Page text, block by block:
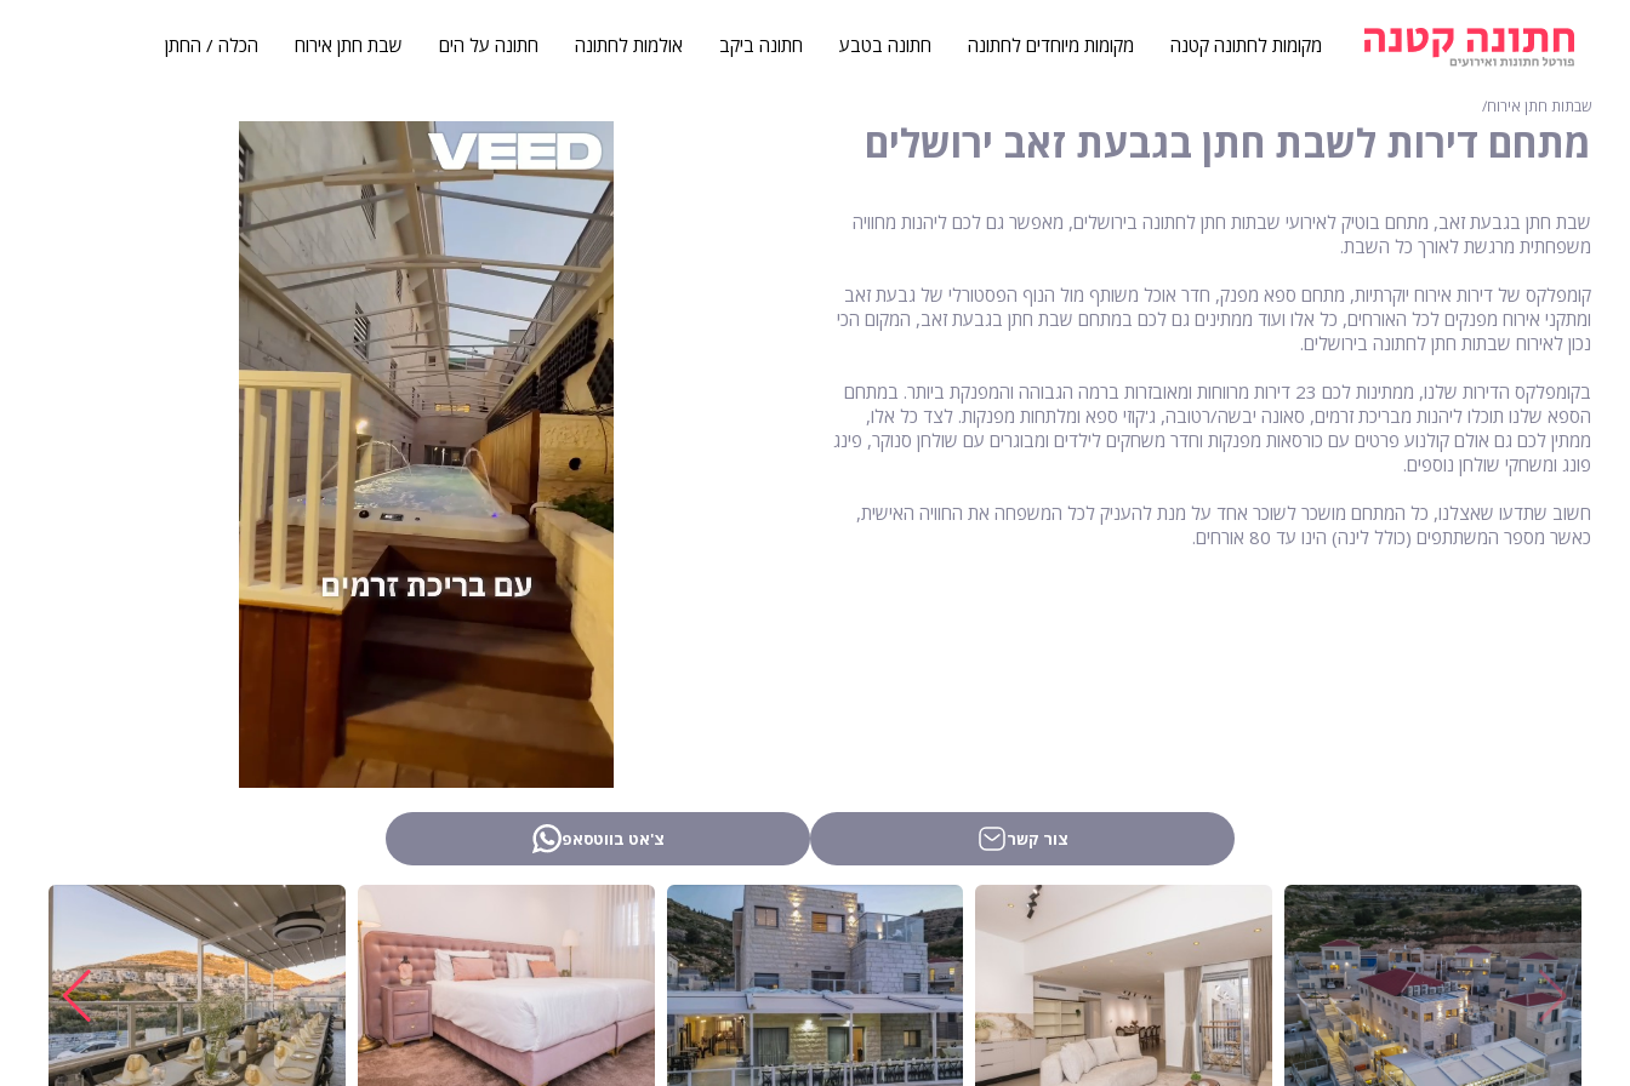
מקומות לחתונה קטנה מקומות מיוחדים לחתונה חתונה בטבע חתונה ביקב אולמות לחתונה חתונה על הים שבת חתן אירוח הכלה / החתן
שבתות חתן אירוח∕
מתחם דירות לשבת חתן בגבעת זאב ירושלים
שבת חתן בגבעת זאב, מתחם בוטיק לאירועי שבתות חתן לחתונה בירושלים, מאפשר גם לכם ליהנות מחוויה
משפחתית מרגשת לאורך כל השבת.
קומפלקס של דירות אירוח יוקרתיות, מתחם ספא מפנק, חדר אוכל משותף מול הנוף הפסטורלי של גבעת זאב
ומתקני אירוח מפנקים לכל האורחים, כל אלו ועוד ממתינים גם לכם במתחם שבת חתן בגבעת זאב, המקום הכי
נכון לאירוח שבתות חתן לחתונה בירושלים.
בקומפלקס הדירות שלנו, ממתינות לכם 23 דירות מרווחות ומאובזרות ברמה הגבוהה והמפנקת ביותר. במתחם
הספא שלנו תוכלו ליהנות מבריכת זרמים, סאונה יבשה/רטובה, ג'קוזי ספא ומלתחות מפנקות. לצד כל אלו,
ממתין לכם גם אולם קולנוע פרטים עם כורסאות מפנקות וחדר משחקים לילדים ומבוגרים עם שולחן סנוקר, פינג
פונג ומשחקי שולחן נוספים.
חשוב שתדעו שאצלנו, כל המתחם מושכר לשוכר אחד על מנת להעניק לכל המשפחה את החוויה האישית,
כאשר מספר המשתתפים (כולל לינה) הינו עד 80 אורחים.
צור קשר צ'אט בווטסאפ